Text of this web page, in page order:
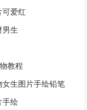
爱红
男生
教程
生图片手绘铅笔
手绘